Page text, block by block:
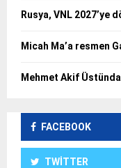
Rusya, VNL 2027’ye
Micah Ma’a resmen
Mehmet Akif
FACEBOOK
TWITTER